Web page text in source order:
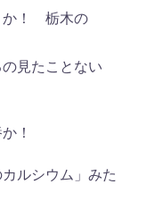
か！ 栃木の
見たことない
！
ルシウム」みた